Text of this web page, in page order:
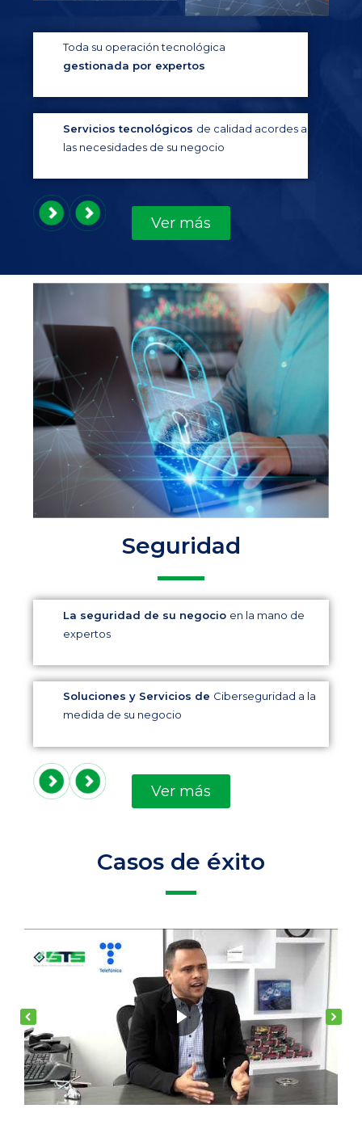
Toda su operación tecnológica
gestionada por expertos
Servicios tecnológicos de calidad acordes a
las necesidades de su negocio
Ver más
Seguridad
La seguridad de su negocio en la mano de
expertos
Soluciones y Servicios de Ciberseguridad a la
medida de su negocio
Ver más
Casos de éxito